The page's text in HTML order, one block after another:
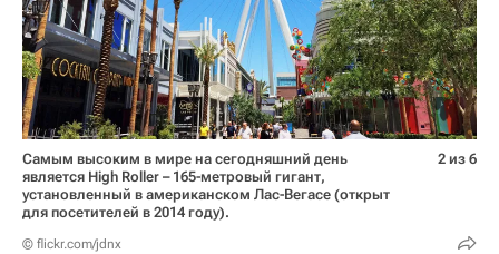
Самым высоким в мире на сегодняшний день
является High Roller – 165-метровый гигант,
установленный в американском Лас-Вегасе (открыт
для посетителей в 2014 году).
© flickr.com/jdnx
2 из 6